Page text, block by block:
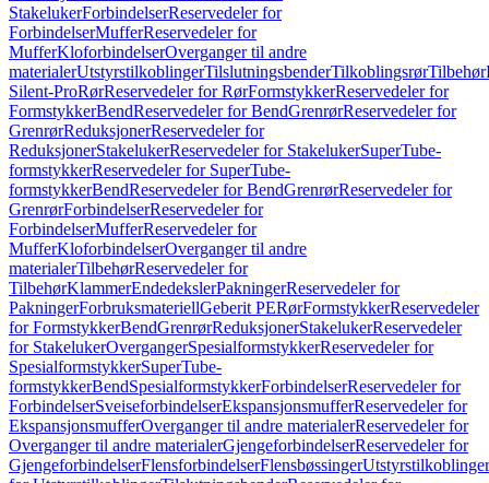
StakelukerForbindelserReservedeler for
ForbindelserMufferReservedeler for
MufferKloforbindelserOverganger til andre
materialerUtstyrstilkoblingerTilslutningsbenderTilkoblingsrørTilbehør
Silent-ProRørReservedeler for RørFormstykkerReservedeler for
FormstykkerBendReservedeler for BendGrenrørReservedeler for
GrenrørReduksjonerReservedeler for
ReduksjonerStakelukerReservedeler for StakelukerSuperTube-
formstykkerReservedeler for SuperTube-
formstykkerBendReservedeler for BendGrenrørReservedeler for
GrenrørForbindelserReservedeler for
ForbindelserMufferReservedeler for
MufferKloforbindelserOverganger til andre
materialerTilbehørReservedeler for
TilbehørKlammerEndedekslerPakningerReservedeler for
PakningerForbruksmateriellGeberit PERørFormstykkerReservedeler
for FormstykkerBendGrenrørReduksjonerStakelukerReservedeler
for StakelukerOvergangerSpesialformstykkerReservedeler for
SpesialformstykkerSuperTube-
formstykkerBendSpesialformstykkerForbindelserReservedeler for
ForbindelserSveiseforbindelserEkspansjonsmufferReservedeler for
EkspansjonsmufferOverganger til andre materialerReservedeler for
Overganger til andre materialerGjengeforbindelserReservedeler for
GjengeforbindelserFlensforbindelserFlensbøssingerUtstyrstilkoblinger